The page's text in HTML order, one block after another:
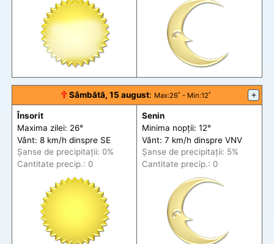
🕆 Sâmbătă, 15 august: Max:26˚ - Min:12˚ +
Însorit
Maxima zilei: 26°
Vânt: 8 km/h dinspre SE
Șanse de precipitații: 0%
Cantitate precip.: 0
Senin
Minima nopții: 12°
Vânt: 7 km/h dinspre VNV
Șanse de precipitații: 5%
Cantitate precip.: 0